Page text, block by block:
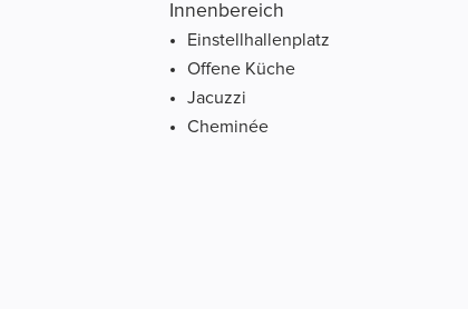
Innenbereich
Einstellhallenplatz
Offene Küche
Jacuzzi
Cheminée